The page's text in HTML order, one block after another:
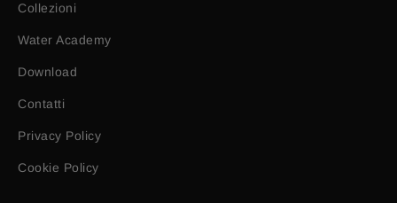
Collezioni
Water Academy
Download
Contatti
Privacy Policy
Cookie Policy